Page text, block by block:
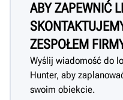
ABY ZAPEWNIĆ
ZESPOŁEM
Wyślij wiadomość do
Hunter, aby
swoim obiekcie.